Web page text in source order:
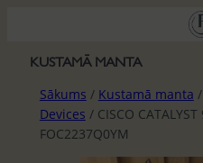
saturuKUSTAMĀ MANTA
Sākums / Kustamā manta /
Devices / CISCO
FOC2237Q0YM